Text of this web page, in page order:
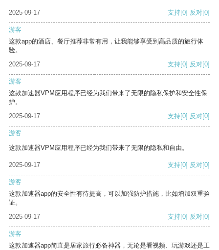
2025-09-17 支持[0] 反对[0]
游客
这款app的酒店、餐厅推荐非常有用，让我能够享受到高品质的旅行体
验。
2025-09-17
支持[0] 反对[0]
游客
这款加速器VPM应用程序已经为我们带来了无限的隐私保护和安全性保
护。
2025-09-17
支持[0] 反对[0]
游客
这款加速器VPM应用程序已经为我们带来了无限的隐私和自由。
2025-09-17 支持[0] 反对[0]
游客
这款加速器app的安全性有待提高，可以加强防护措施，比如增加双重验
证。
2025-09-17
支持[0] 反对[0]
游客
这款加速器app简直是居家旅行必备神器，无论是看视频、玩游戏还是工